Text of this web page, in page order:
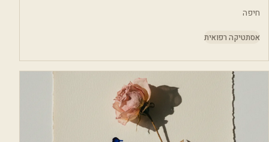
חיפה
אסתטיקה רפואית